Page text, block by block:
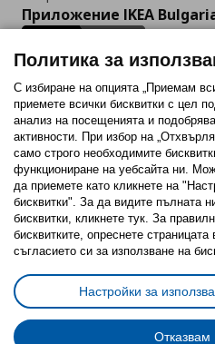
Приложение IKEA
Последвайте ни:
FacebookTwitterYoutubePinterest
Политика за използване
Избор на настройки за
Условия за ползване на ikea.bg
Политика за защита на
Общи условия на
Политика за
С избиране на опцията „Приемам
приемете всички бисквитки с цел
анализ на посещенията и
активности. При избор на
само строго необходимитe
функциониране на уебсайта ни.
да приемете като кликнете на
бисквитки". За да видите пълната
бисквитки, кликнете тук. За
бисквитките, опреснете
съгласието си за използване на
Настройки за
Отказвам